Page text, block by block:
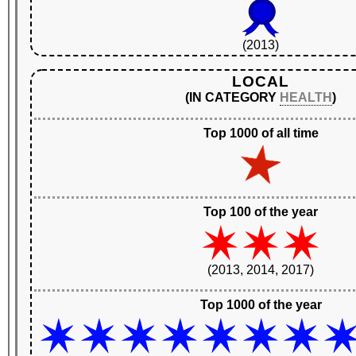
(2013)
LOCAL
(IN CATEGORY HEALTH)
Top 1000 of all time
Top 100 of the year
(2013, 2014, 2017)
Top 1000 of the year